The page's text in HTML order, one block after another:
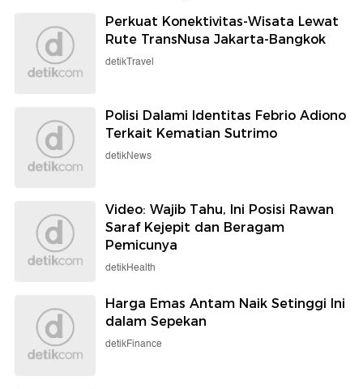
Perkuat Konektivitas-Wisata Lewat
Rute TransNusa Jakarta-Bangkok
detikTravel
Polisi Dalami Identitas Febrio Adiono
Terkait Kematian Sutrimo
detikNews
Video: Wajib Tahu, Ini Posisi Rawan
Saraf Kejepit dan Beragam
Pemicunya
detikHealth
Harga Emas Antam Naik Setinggi Ini
dalam Sepekan
detikFinance